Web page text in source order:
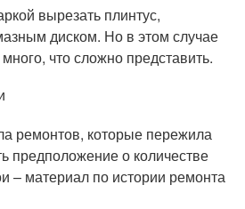
вырезать плинтус,
диском. Но в этом случае
что сложно представить.
ремонтов, которые пережила
предположение о количестве
– материал по истории ремонта